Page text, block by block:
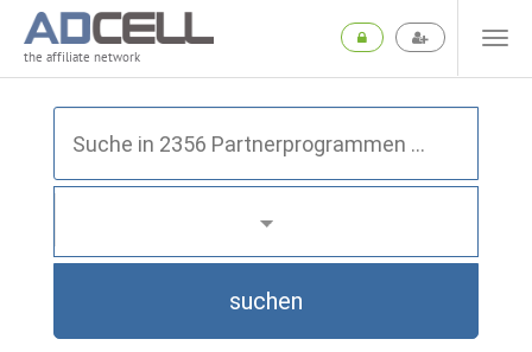
the affiliate network
suchen